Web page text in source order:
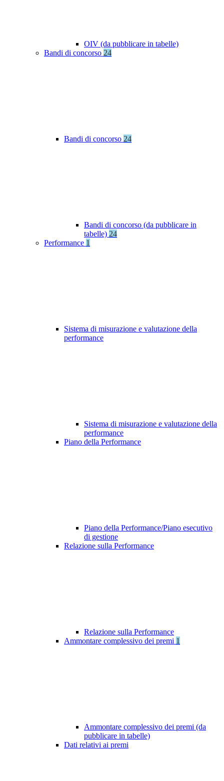
OIV (da pubblicare in tabelle)
Bandi di concorso 24
Bandi di concorso 24
Bandi di concorso (da pubblicare in
tabelle) 24
Performance 1
Sistema di misurazione e valutazione della
performance
Sistema di misurazione e valutazione della
performance
Piano della Performance
Piano della Performance/Piano esecutivo
di gestione
Relazione sulla Performance
Relazione sulla Performance
Ammontare complessivo dei premi 1
Ammontare complessivo dei premi (da
pubblicare in tabelle)
Dati relativi ai premi